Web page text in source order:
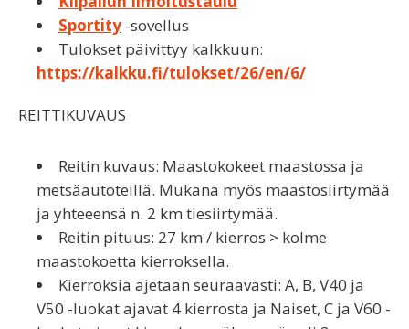
Sportity -sovellus
Tulokset päivittyy kalkkuun:
https://kalkku.fi/tulokset/26/en/6/
REITTIKUVAUS
Reitin kuvaus: Maastokokeet maastossa ja
metsäautoteillä. Mukana myös maastosiirtymää
ja yhteeensä n. 2 km tiesiirtymää.
Reitin pituus: 27 km / kierros > kolme
maastokoetta kierroksella.
Kierroksia ajetaan seuraavasti: A, B, V40 ja
V50 -luokat ajavat 4 kierrosta ja Naiset, C ja V60 -